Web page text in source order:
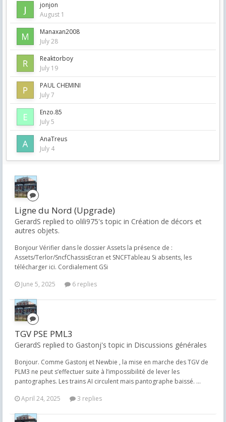
jonjon
August 1
Manaxan2008
July 28
Reaktorboy
July 19
PAUL CHEMINI
July 7
Enzo.85
July 5
AnaTreus
July 4
Ligne du Nord (Upgrade)
GerardS replied to olili975's topic in Création de décors et
autres objets.
Bonjour Vérifier dans le dossier Assets la présence de :
Assets/Terlor/SncfChassisEcran et SNCFTableau Si absents, les
télécharger ici. Cordialement GSi
June 5, 2025
6 replies
TGV PSE PML3
GerardS replied to Gastonj's topic in Discussions générales
Bonjour. Comme Gastonj et Newbie , la mise en marche des TGV de
PLM3 ne peut s’effectuer suite à l’impossibilité de lever les
pantographes. Les trains AI circulent mais pantographe baissé. ...
April 24, 2025
3 replies